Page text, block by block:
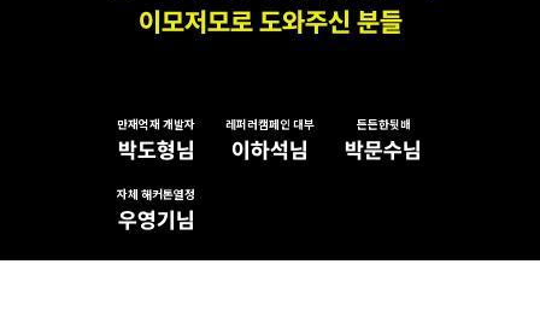
이모저모로 도와주신 분들
만재억재 개발자
박도형님
레퍼러캠페인 대부
이하석님
든든한뒷배
박문수님
자체 해커톤열정
우영기님